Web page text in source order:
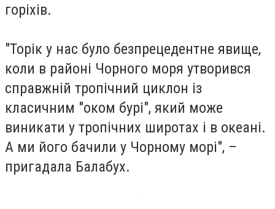
горіхів.
"Торік у нас було безпрецедентне явище,
коли в районі Чорного моря утворився
справжній тропічний циклон із
класичним "оком бурі", який може
виникати у тропічних широтах і в океані.
А ми його бачили у Чорному морі", –
пригадала Балабух.